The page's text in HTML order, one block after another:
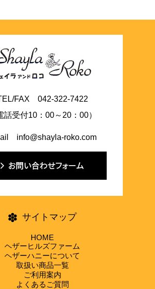
FAX 042-322-7422
話受付10：00～20：00）
info@shayla-roko.com
サイトマップ
HOME
ヘザーヒルズファーム
ヘザーハニーについて
取扱い商品一覧
ご利用案内
よくあるご質問